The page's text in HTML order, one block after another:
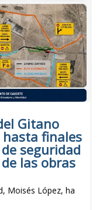
Gitano
hasta finales
seguridad
las obras
Moisés López, ha